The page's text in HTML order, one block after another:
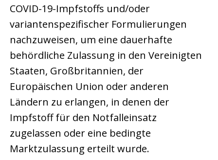
COVID-19-Impfstoffs und/oder
variantenspezifischer Formulierungen
nachzuweisen, um eine dauerhafte
behördliche Zulassung in den Vereinigten
Staaten, Großbritannien, der
Europäischen Union oder anderen
Ländern zu erlangen, in denen der
Impfstoff für den Notfalleinsatz
zugelassen oder eine bedingte
Marktzulassung erteilt wurde.